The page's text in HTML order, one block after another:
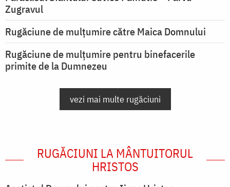
Zugravul
Rugăciune de mulţumire către Maica Domnului
Rugăciune de mulțumire pentru binefacerile
primite de la Dumnezeu
vezi mai multe rugăciuni
RUGĂCIUNI LA MÂNTUITORUL
HRISTOS